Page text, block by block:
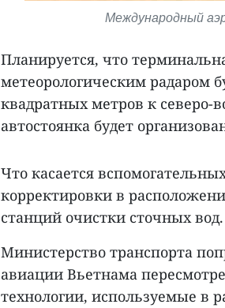
Международный
Планируется, что
метеорологическим радаром
квадратных метров к северо-
автостоянка будет
Что касается
корректировки в
станций очистки сточных вод.
Министерство транспорта
авиации Вьетнама
технологии, используемые в